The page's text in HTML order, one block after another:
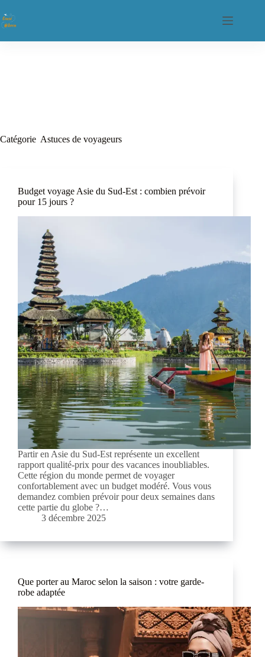
Catégorie Astuces de voyageurs
Budget voyage Asie du Sud-Est : combien prévoir
pour 15 jours ?
Partir en Asie du Sud-Est représente un excellent
rapport qualité-prix pour des vacances inoubliables.
Cette région du monde permet de voyager
confortablement avec un budget modéré. Vous vous
demandez combien prévoir pour deux semaines dans
cette partie du globe ?…
3 décembre 2025
Que porter au Maroc selon la saison : votre garde-
robe adaptée